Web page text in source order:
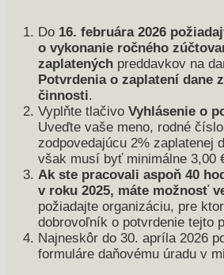
Do 16. februára 2026
o vykonanie ročného
zaplatených preddavkov na
Potvrdenia o zaplatení dane
činnosti.
Vyplňte tlačivo Vyhlásenie o
Uveďte vaše meno, rodné
zodpovedajúcu 2% zaplatenej
však musí byť minimálne 3,00
Ak ste pracovali aspoň 40
v roku 2025, máte možnosť
požiadajte organizáciu, pre
dobrovoľník o potvrdenie tejto
Najneskôr do 30. apríla 2026
formuláre daňovému úradu v